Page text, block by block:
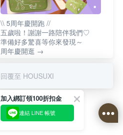
\\ 5周年慶開跑 //
五歲啦！謝謝一路陪伴我們♡
準備好多驚喜等你來發現～
周年慶開逛 →
回覆至 HOUSUXI
加入綁訂領100折扣金
連結 LINE 帳號